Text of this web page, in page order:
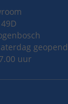
49D
geopend
uur